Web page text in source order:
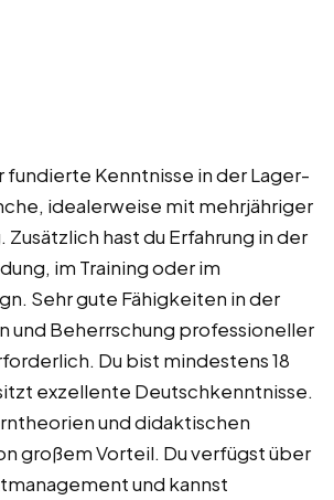
fundierte Kenntnisse in der Lager-
idealerweise mit mehrjähriger
hast du Erfahrung in der
im Training oder im
Sehr gute Fähigkeiten in der
und Beherrschung professioneller
Du bist mindestens 18
exzellente Deutschkenntnisse.
und didaktischen
großem Vorteil. Du verfügst über
und kannst